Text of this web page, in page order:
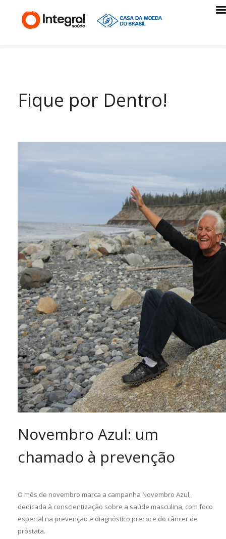
Fique por Dentro!
Novembro Azul: um
chamado à prevenção
O mês de novembro marca a campanha Novembro Azul,
dedicada à conscientização sobre a saúde masculina, com foco
especial na prevenção e diagnóstico precoce do câncer de
próstata.